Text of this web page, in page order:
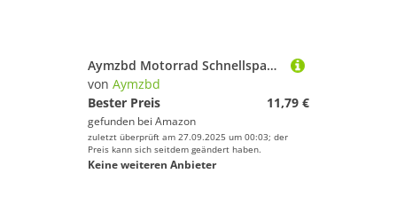
Aymzbd Motorrad Schnellspanngriffe, Ersatz, Einfache Reparatur, Kontrolle, Schwarz
von Aymzbd
Bester Preis
11,79 €
gefunden bei Amazon
zuletzt überprüft am 27.09.2025 um 00:03; der
Preis kann sich seitdem geändert haben.
Keine weiteren Anbieter